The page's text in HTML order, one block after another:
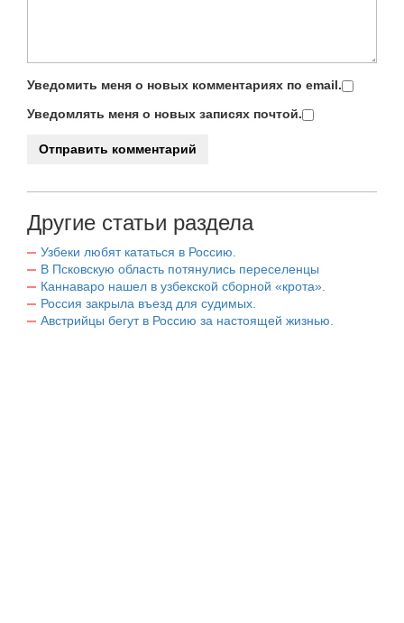
Уведомить меня о новых комментариях по email.
Уведомлять меня о новых записях почтой.
Другие статьи раздела
Узбеки любят кататься в Россию.
В Псковскую область потянулись переселенцы
Каннаваро нашел в узбекской сборной «крота».
Россия закрыла въезд для судимых.
Австрийцы бегут в Россию за настоящей жизнью.